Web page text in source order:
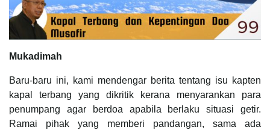
Mukadimah
Baru-baru ini, kami mendengar berita tentang isu kapten
kapal terbang yang dikritik kerana menyarankan para
penumpang agar berdoa apabila berlaku situasi getir.
Ramai pihak yang memberi pandangan, sama ada